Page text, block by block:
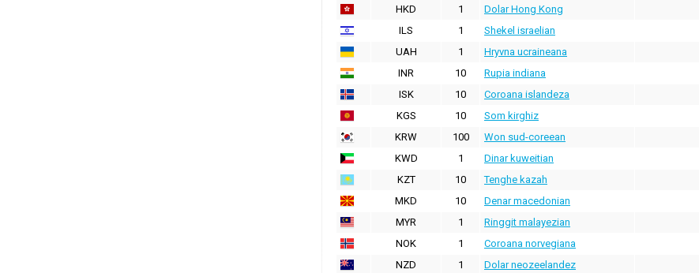
HKD
1 Dolar Hong Kong
ILS
1 Shekel israelian
UAH
1 Hryvna ucraineana
INR
10 Rupia indiana
ISK
10 Coroana islandeza
KGS
10 Som kirghiz
KRW
100 Won sud-coreean
KWD
1 Dinar kuweitian
KZT
10 Tenghe kazah
MKD
10 Denar macedonian
MYR
1 Ringgit malayezian
NOK
1 Coroana norvegiana
NZD
1 Dolar neozeelandez